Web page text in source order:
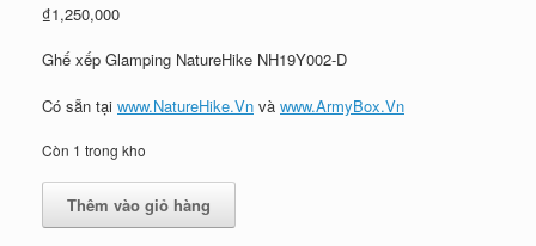
₫1,250,000
Ghế xếp Glamping NatureHike NH19Y002-D
Có sẵn tại www.NatureHike.Vn và www.ArmyBox.Vn
Còn 1 trong kho
Ghế
Thêm vào giỏ hàng